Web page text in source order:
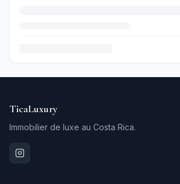
TicaLuxury
Immobilier de luxe au Costa Rica.